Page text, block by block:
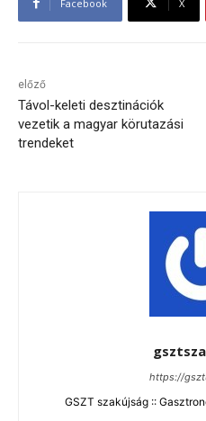
Facebook X
előző
Távol-keleti desztinációk
vezetik a magyar körutazási
trendeket
https://
GSZT szakújság ::